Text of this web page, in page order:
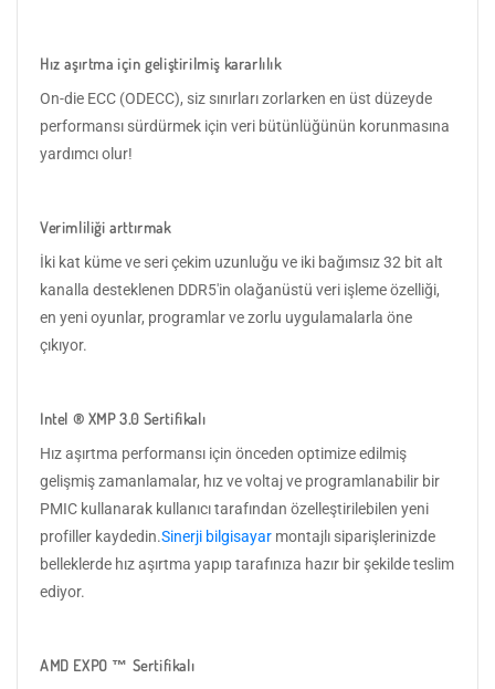
Hız aşırtma için geliştirilmiş kararlılık
On-die ECC (ODECC), siz sınırları zorlarken en üst düzeyde
performansı sürdürmek için veri bütünlüğünün korunmasına
yardımcı olur!
Verimliliği arttırmak
İki kat küme ve seri çekim uzunluğu ve iki bağımsız 32 bit alt
kanalla desteklenen DDR5'in olağanüstü veri işleme özelliği,
en yeni oyunlar, programlar ve zorlu uygulamalarla öne
çıkıyor.
Intel ® XMP 3.0 Sertifikalı
Hız aşırtma performansı için önceden optimize edilmiş
gelişmiş zamanlamalar, hız ve voltaj ve programlanabilir bir
PMIC kullanarak kullanıcı tarafından özelleştirilebilen yeni
profiller kaydedin.Sinerji bilgisayar montajlı siparişlerinizde
belleklerde hız aşırtma yapıp tarafınıza hazır bir şekilde teslim
ediyor.
AMD EXPO ™ Sertifikalı